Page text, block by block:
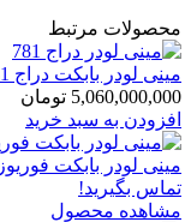
محصولات مرتبط
مینی لودر بابکت دراج 781 صفر ، با درب و کولر
5,060,000,000 تومان
افزودن به سبد خرید
مینی لودر بابکت فوریوز 1050 هایفلو
تماس بگیرید!
مشاهده محصول